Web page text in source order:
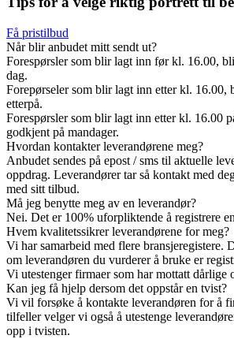
Få pristilbud
Når blir anbudet mitt sendt ut?
Forespørsler som blir lagt inn før kl. 16.00,
dag.
Forepørseler som blir lagt inn etter kl. 16.00,
etterpå.
Forespørsler som blir lagt inn etter kl. 16.00
godkjent på mandager.
Hvordan kontakter leverandørene meg?
Anbudet sendes på epost / sms til aktuelle
oppdrag. Leverandører tar så kontakt med
med sitt tilbud.
Må jeg benytte meg av en leverandør?
Nei. Det er 100% uforpliktende å registrere
Hvem kvalitetssikrer leverandørene for meg?
Vi har samarbeid med flere bransjeregistere.
om leverandøren du vurderer å bruke er
Vi utestenger firmaer som har mottatt dårlige
Kan jeg få hjelp dersom det oppstår en tvist?
Vi vil forsøke å kontakte leverandøren for å
tilfeller velger vi også å utestenge
opp i tvisten.